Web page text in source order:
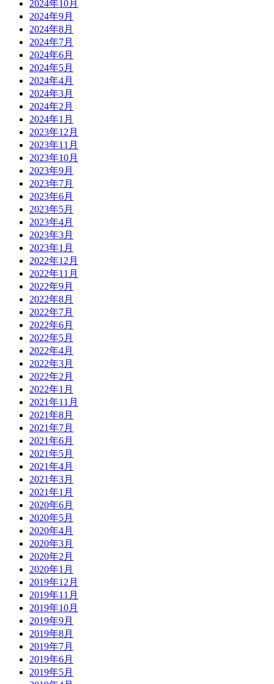
2024年10月
2024年9月
2024年8月
2024年7月
2024年6月
2024年5月
2024年4月
2024年3月
2024年2月
2024年1月
2023年12月
2023年11月
2023年10月
2023年9月
2023年7月
2023年6月
2023年5月
2023年4月
2023年3月
2023年1月
2022年12月
2022年11月
2022年9月
2022年8月
2022年7月
2022年6月
2022年5月
2022年4月
2022年3月
2022年2月
2022年1月
2021年11月
2021年8月
2021年7月
2021年6月
2021年5月
2021年4月
2021年3月
2021年1月
2020年6月
2020年5月
2020年4月
2020年3月
2020年2月
2020年1月
2019年12月
2019年11月
2019年10月
2019年9月
2019年8月
2019年7月
2019年6月
2019年5月